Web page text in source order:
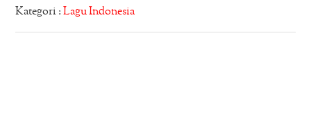
Kategori :Lagu Indonesia